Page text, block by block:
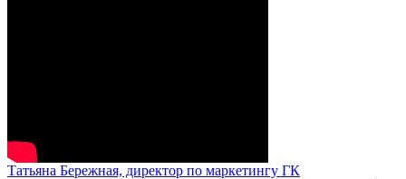
Татьяна Бережная, директор по маркетингу ГК